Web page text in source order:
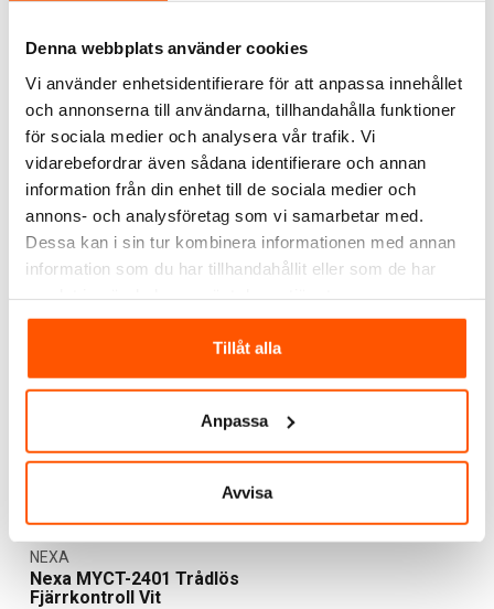
Denna webbplats använder cookies
Vi använder enhetsidentifierare för att anpassa innehållet
och annonserna till användarna, tillhandahålla funktioner
för sociala medier och analysera vår trafik. Vi
vidarebefordrar även sådana identifierare och annan
information från din enhet till de sociala medier och
annons- och analysföretag som vi samarbetar med.
Dessa kan i sin tur kombinera informationen med annan
information som du har tillhandahållit eller som de har
Tillåt alla
Anpassa
Avvisa
Nexa WBR-01
Inbyggnadsmottagare
På/Av WiFi
NEXA
255,00 kr
I webblager: 25 st
Nexa WBD-01
Inbyggnadsmottagare
Dimmer WiFi
NEXA
275,00 kr
I webblager: 24 st
Nexa MYCT-2401 Trådlös
Fjärrkontroll Vit
NEXA